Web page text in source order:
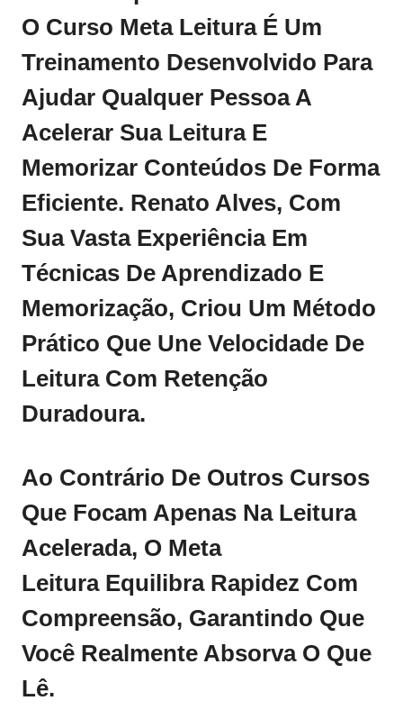
O Curso Meta LeituraÉ Um
Treinamento Desenvolvido Para
Ajudar Qualquer Pessoa A
Acelerar Sua Leitura E
Memorizar Conteúdos De Forma
Eficiente. Renato Alves, Com
Sua Vasta Experiência Em
Técnicas De Aprendizado E
Memorização, Criou Um Método
Prático Que Une Velocidade De
Leitura Com Retenção
Duradoura.
Ao Contrário De Outros Cursos
Que Focam Apenas Na Leitura
Acelerada, O Meta
LeituraEquilibra Rapidez Com
Compreensão, Garantindo Que
Você Realmente Absorva O Que
Lê.